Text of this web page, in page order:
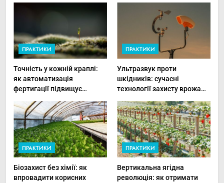
ПРАКТИКИ
Точність у кожній краплі:
як автоматизація
фертигації підвищує
ПРАКТИКИ
Ультразвук проти
шкідників: сучасні
технології захисту врожаю
ПРАКТИКИ
Біозахист без хімії: як
впровадити корисних
ПРАКТИКИ
Вертикальна ягідна
революція: як отримати